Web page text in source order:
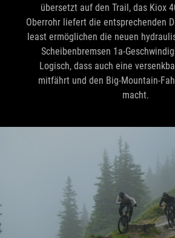
übersetzt auf den Trail, das Kiox
Oberrohr liefert die entsprechenden
least ermöglichen die neuen
Scheibenbremsen 1a-
Logisch, dass auch eine
mitfährt und den Big-Mountain-
macht.